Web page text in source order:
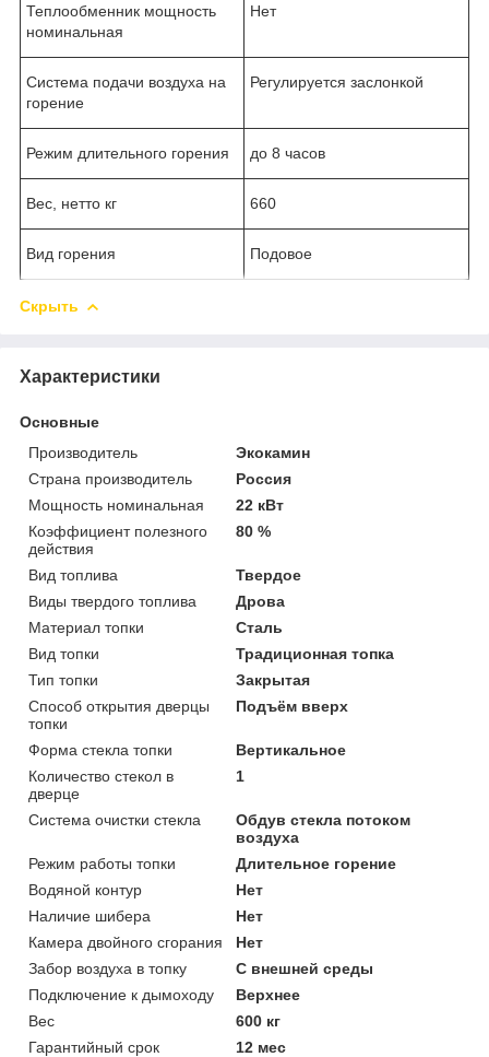
Теплообменник мощность
номинальная
Нет
Система подачи воздуха на
горение
Регулируется заслонкой
Режим длительного горения до 8 часов
Вес, нетто кг 660
Вид горения Подовое
Скрыть
Характеристики
Основные
Производитель
Экокамин
Страна производитель
Россия
Мощность номинальная
22 кВт
Коэффициент полезного
действия
80 %
Вид топлива
Твердое
Виды твердого топлива
Дрова
Материал топки
Сталь
Вид топки
Традиционная топка
Тип топки
Закрытая
Способ открытия дверцы
топки
Подъём вверх
Форма стекла топки
Вертикальное
Количество стекол в
дверце
1
Система очистки стекла
Обдув стекла потоком
воздуха
Режим работы топки
Длительное горение
Водяной контур
Нет
Наличие шибера
Нет
Камера двойного сгорания
Нет
Забор воздуха в топку
С внешней среды
Подключение к дымоходу
Верхнее
Вес
600 кг
Гарантийный срок
12 мес